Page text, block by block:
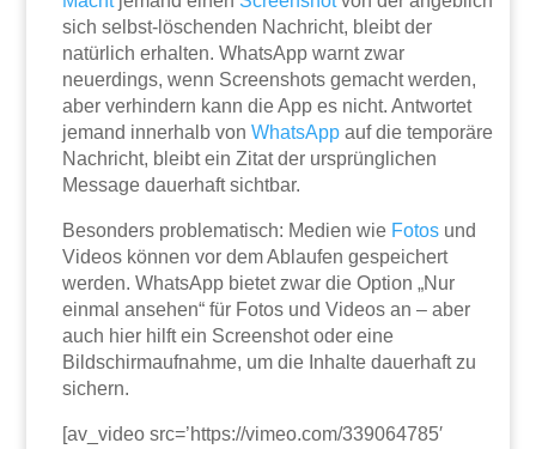
sich selbst-löschenden Nachricht, bleibt der
natürlich erhalten. WhatsApp warnt zwar
neuerdings, wenn Screenshots gemacht werden,
aber verhindern kann die App es nicht. Antwortet
jemand innerhalb vonWhatsApp auf die temporäre
Nachricht, bleibt ein Zitat der ursprünglichen
Message dauerhaft sichtbar.
Besonders problematisch: Medien wie Fotos und
Videos können vor dem Ablaufen gespeichert
werden. WhatsApp bietet zwar die Option „Nur
einmal ansehen“ für Fotos und Videos an – aber
auch hier hilft ein Screenshot oder eine
Bildschirmaufnahme, um die Inhalte dauerhaft zu
sichern.
[av_video src=’https://vimeo.com/339064785′